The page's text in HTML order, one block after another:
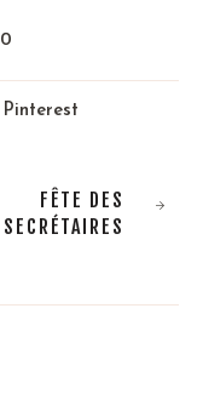
0
Pinterest
FÊTE DES
SECRÉTAIRES